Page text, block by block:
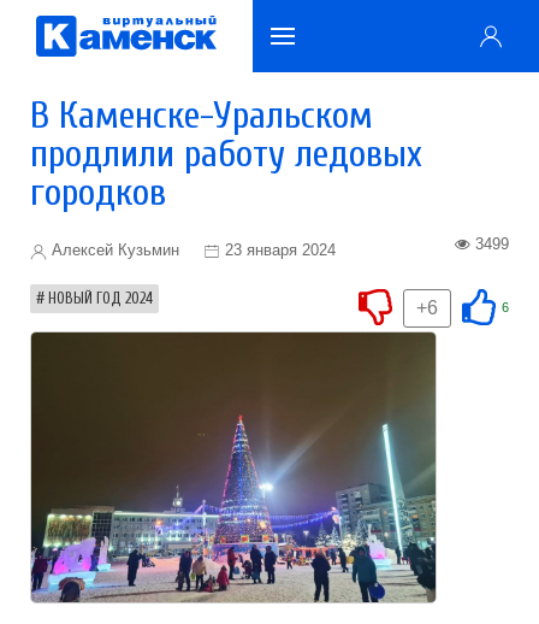
В Каменске-Уральском
продлили работу ледовых
городков
Алексей Кузьмин 23 января 2024 3499
НОВЫЙ ГОД 2024 6
+6